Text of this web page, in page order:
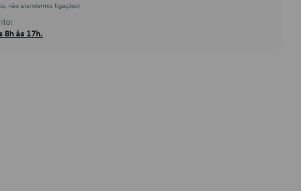
não atendemos ligações)
8h às 17h.